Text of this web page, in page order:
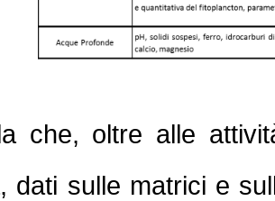
che, oltre alle
dati sulle matrici e